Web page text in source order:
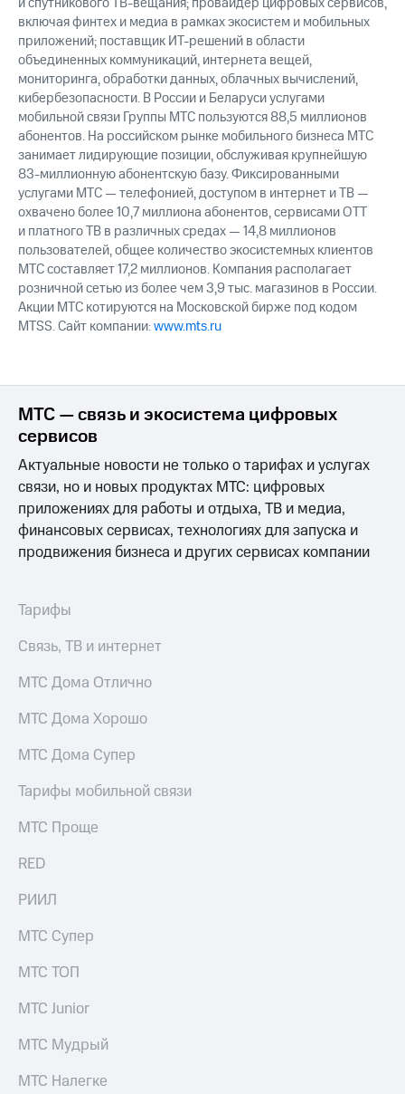
включая финтех и медиа в рамках экосистем и мобильных
приложений; поставщик ИТ-решений в области
объединенных коммуникаций, интернета вещей,
мониторинга, обработки данных, облачных вычислений,
кибербезопасности. В России и Беларуси услугами
мобильной связи Группы МТС пользуются 88,5 миллионов
абонентов. На российском рынке мобильного бизнеса МТС
занимает лидирующие позиции, обслуживая крупнейшую
83-миллионную абонентскую базу. Фиксированными
услугами МТС — телефонией, доступом в интернет и ТВ —
охвачено более 10,7 миллиона абонентов, сервисами OTT
и платного ТВ в различных средах — 14,8 миллионов
пользователей, общее количество экосистемных клиентов
МТС составляет 17,2 миллионов. Компания располагает
розничной сетью из более чем 3,9 тыс. магазинов в России.
Акции МТС котируются на Московской бирже под кодом
MTSS. Сайт компании:www.mts.ru
МТС — связь и экосистема цифровых
сервисов
Актуальные новости не только о тарифах и услугах
связи, но и новых продуктах МТС: цифровых
приложениях для работы и отдыха, ТВ и медиа,
финансовых сервисах, технологиях для запуска и
продвижения бизнеса и других сервисах компании
Тарифы
Связь, ТВ и интернет
МТС Дома Отлично
МТС Дома Хорошо
МТС Дома Супер
Тарифы мобильной связи
МТС Проще
RED
РИИЛ
МТС Супер
МТС ТОП
МТС Junior
МТС Мудрый
МТС Налегке